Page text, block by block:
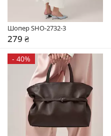
Шопер SHO-2732-3
279 ₴
- 40%